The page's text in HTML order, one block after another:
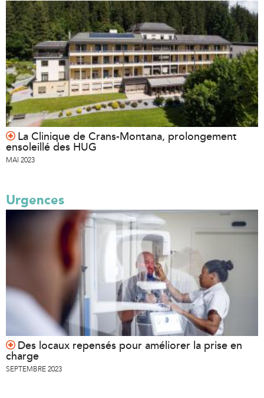
La Clinique de Crans-Montana, prolongement
ensoleillé des HUG
MAI 2023
Urgences
Des locaux repensés pour améliorer la prise en
charge
SEPTEMBRE 2023